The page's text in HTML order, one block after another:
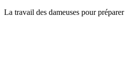
La travail des dameuses pour préparer